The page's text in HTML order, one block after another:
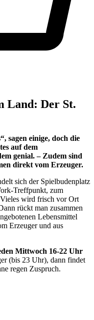
Land: Der St.
sagen einige, doch die
auf dem
genial. – Zudem sind
direkt vom Erzeuger.
sich der Spielbudenplatz
Treffpunkt, zum
wird frisch vor Ort
rückt man zusammen
Lebensmittel
Erzeuger und aus
Mittwoch 16-22 Uhr
(bis 23 Uhr), dann findet
regen Zuspruch.